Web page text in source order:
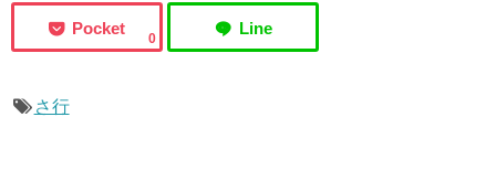
0
さ行